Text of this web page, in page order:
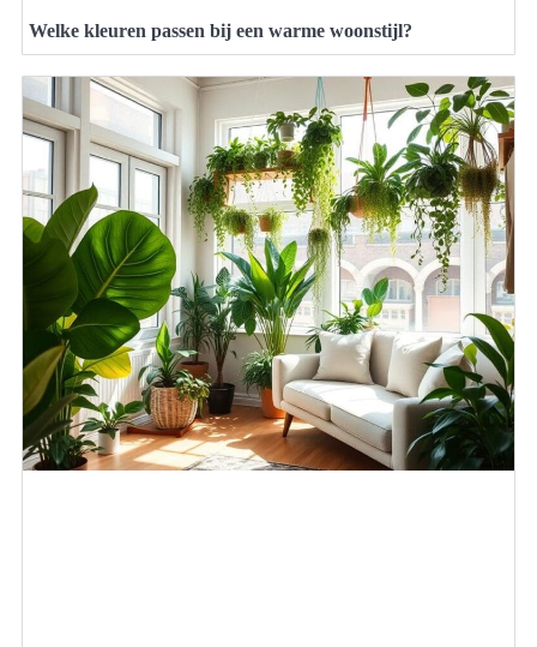
Welke kleuren passen bij een warme woonstijl?